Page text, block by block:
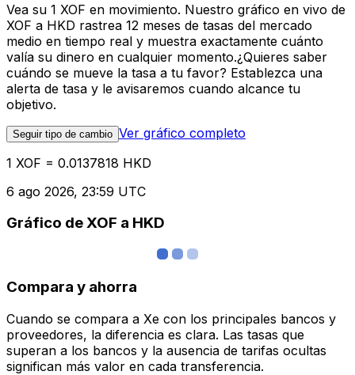
Vea su 1 XOF en movimiento. Nuestro gráfico en vivo de
XOF a HKD rastrea 12 meses de tasas del mercado
medio en tiempo real y muestra exactamente cuánto
valía su dinero en cualquier momento.¿Quieres saber
cuándo se mueve la tasa a tu favor? Establezca una
alerta de tasa y le avisaremos cuando alcance tu
objetivo.
Seguir tipo de cambio Ver gráfico completo
1 XOF = 0.0137818 HKD
6 ago 2026, 23:59 UTC
Gráfico de XOF a HKD
Compara y ahorra
Cuando se compara a Xe con los principales bancos y
proveedores, la diferencia es clara. Las tasas que
superan a los bancos y la ausencia de tarifas ocultas
significan más valor en cada transferencia.